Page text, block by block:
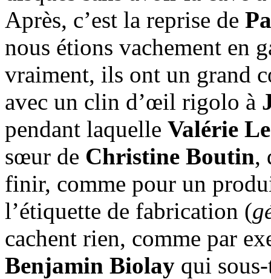
Après, c’est la reprise de
nous étions vachement en
vraiment, ils ont un grand
avec un clin d’œil rigolo à
pendant laquelle Valérie
sœur de Christine Boutin,
finir, comme pour un
l’étiquette de fabrication (
cachent rien, comme par
Benjamin Biolay qui